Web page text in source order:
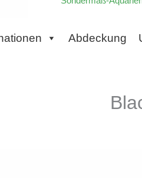
Abdeckung